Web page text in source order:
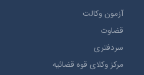
آزمون وکالت
قضاوت
سردفتری
مرکز وکلای قوه قضائیه